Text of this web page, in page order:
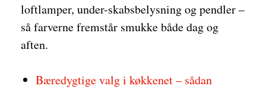
loftlamper, under-skabsbelysning og pendler –
så farverne fremstår smukke både dag og
aften.
Bæredygtige valg i køkkenet – sådan